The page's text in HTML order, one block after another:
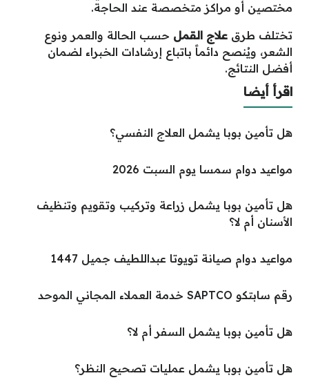
مختصين أو مراكز متخصصة عند الحاجة.
تختلف طرق علاج القمل حسب الحالة والعمر ونوع
الشعر، ويُنصح دائماً باتباع إرشادات الخبراء لضمان
أفضل النتائج.
اقرأ أيضا
هل تأمين بوبا يشمل العلاج النفسي؟
مواعيد دوام سمسا يوم السبت 2026
هل تأمين بوبا يشمل زراعة وتركيب وتقويم وتنظيف
الأسنان أم لا؟
مواعيد دوام صيانة تويوتا عبداللطيف جميل 1447
رقم سابتكو SAPTCO خدمة العملاء المجاني الموحد
هل تأمين بوبا يشمل السفر أم لا؟
هل تأمين بوبا يشمل عمليات تصحيح النظر؟